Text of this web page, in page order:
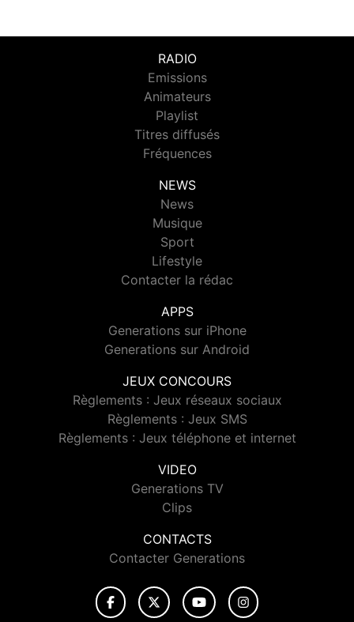
RADIO
Emissions
Animateurs
Playlist
Titres diffusés
Fréquences
NEWS
News
Musique
Sport
Lifestyle
Contacter la rédac
APPS
Generations sur iPhone
Generations sur Android
JEUX CONCOURS
Règlements : Jeux réseaux sociaux
Règlements : Jeux SMS
Règlements : Jeux téléphone et internet
VIDEO
Generations TV
Clips
CONTACTS
Contacter Generations